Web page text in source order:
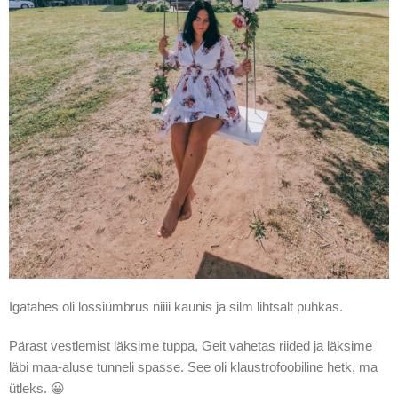
Igatahes oli lossiümbrus niiii kaunis ja silm lihtsalt puhkas.
Pärast vestlemist läksime tuppa, Geit vahetas riided ja läksime
läbi maa-aluse tunneli spasse. See oli klaustrofoobiline hetk, ma
ütleks. 😀